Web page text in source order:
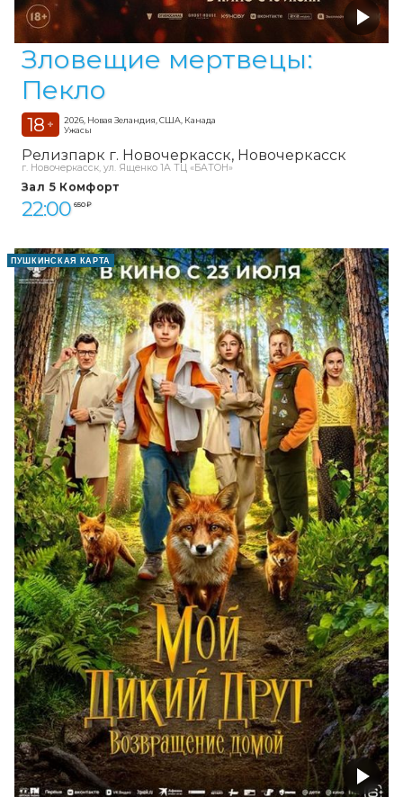
Зловещие мертвецы:
Пекло
18 +
2026, Новая Зеландия, США, Канада
Ужасы
Релизпарк г. Новочеркасск Новочеркасск
г. Новочеркасск, ул. Ященко 1А ТЦ «БАТОН»
Зал 5 Комфорт
22:00 650 ₽
ПУШКИНСКАЯ КАРТА